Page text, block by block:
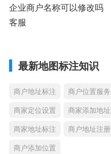
企业商户名称可以修改吗
客服
最新地图标注知识
商户地址标注 商户位置服务
商家定位设置
商家添加地址
商家地址标注
商户地址注册
商户添加位置